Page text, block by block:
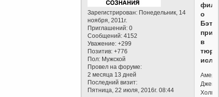
Зарегистрирован: Понедельник, 14
ноября, 2011г.
Приглашений: 0
Сообщений: 4152
Уважение: +299
Позитив: +776
Пол: Мужской
Провел на форуме:
2 месяца 13 дней
Последний визит:
Пятница, 22 июля, 2016г. 08:44
о
в
Холмс,